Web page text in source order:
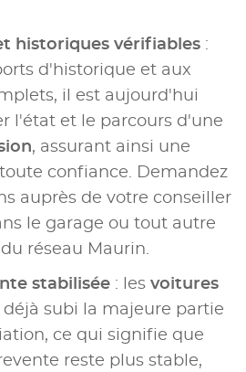
historiques vérifiables :
d'historique et aux
il est aujourd'hui
l'état et le parcours d'une
, assurant ainsi une
confiance. Demandez
auprès de votre conseiller
le garage ou tout autre
réseau Maurin.
stabilisée : les voitures
déjà subi la majeure partie
ce qui signifie que
reste plus stable,